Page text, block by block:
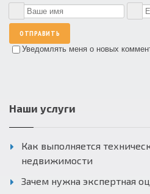
ОТПРАВИТЬ
Уведомлять меня о новых
Наши услуги
Как выполняется
недвижимости
Зачем нужна экспертная